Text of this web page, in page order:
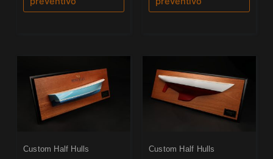
Custom Half Hulls Custom Half Hulls